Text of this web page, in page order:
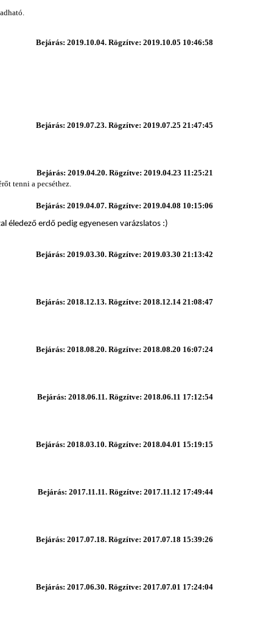
Bejárás: 2019.10.04. Rögzítve: 2019.10.05 10:46:58
Bejárás: 2019.07.23. Rögzítve: 2019.07.25 21:47:45
Bejárás: 2019.04.20. Rögzítve: 2019.04.23 11:25:21
tenni a pecséthez.
Bejárás: 2019.04.07. Rögzítve: 2019.04.08 10:15:06
éledező erdő pedig egyenesen varázslatos :)
Bejárás: 2019.03.30. Rögzítve: 2019.03.30 21:13:42
Bejárás: 2018.12.13. Rögzítve: 2018.12.14 21:08:47
Bejárás: 2018.08.20. Rögzítve: 2018.08.20 16:07:24
Bejárás: 2018.06.11. Rögzítve: 2018.06.11 17:12:54
Bejárás: 2018.03.10. Rögzítve: 2018.04.01 15:19:15
Bejárás: 2017.11.11. Rögzítve: 2017.11.12 17:49:44
Bejárás: 2017.07.18. Rögzítve: 2017.07.18 15:39:26
Bejárás: 2017.06.30. Rögzítve: 2017.07.01 17:24:04